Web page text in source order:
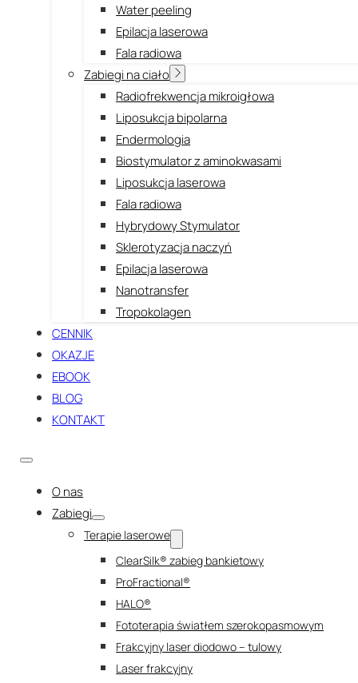
Water peeling
Epilacja laserowa
Fala radiowa
Zabiegi na ciało
Radiofrekwencja mikroigłowa
Liposukcja bipolarna
Endermologia
Biostymulator z aminokwasami
Liposukcja laserowa
Fala radiowa
Hybrydowy Stymulator
Sklerotyzacja naczyń
Epilacja laserowa
Nanotransfer
Tropokolagen
CENNIK
OKAZJE
EBOOK
BLOG
KONTAKT
O nas
Zabiegi
Terapie laserowe
ClearSilk® zabieg bankietowy
ProFractional®
HALO®
Fototerapia światłem szerokopasmowym
Frakcyjny laser diodowo – tulowy
Laser frakcyjny